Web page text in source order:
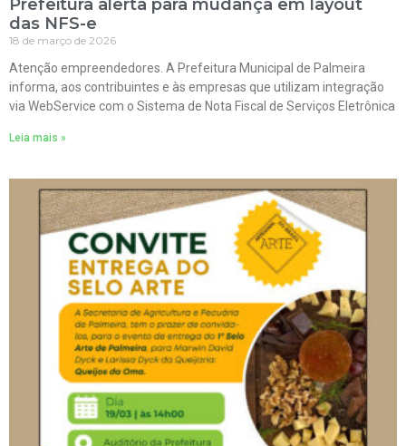
Prefeitura alerta para mudança em layout
das NFS-e
18 de março de 2026
Atenção empreendedores. A Prefeitura Municipal de Palmeira
informa, aos contribuintes e às empresas que utilizam integração
via WebService com o Sistema de Nota Fiscal de Serviços Eletrônica
Leia mais »